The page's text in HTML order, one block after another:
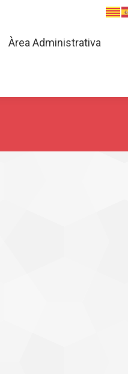
Àrea Administrativa
Àrea Administrativa